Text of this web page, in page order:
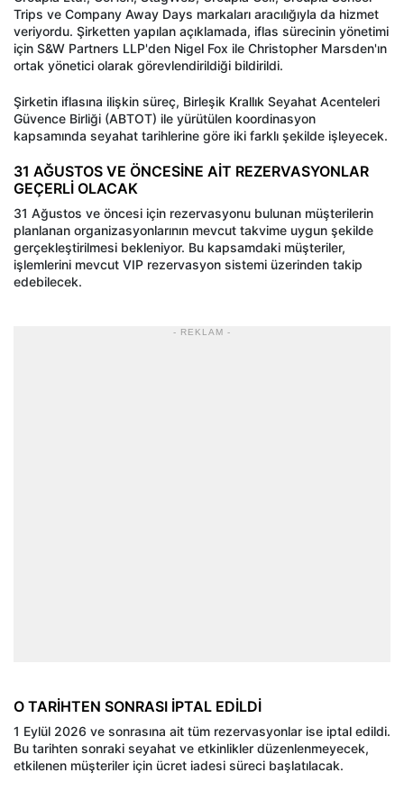
Trips ve Company Away Days markaları aracılığıyla da hizmet
veriyordu. Şirketten yapılan açıklamada, iflas sürecinin yönetimi
için S&W Partners LLP'den Nigel Fox ile Christopher Marsden'ın
ortak yönetici olarak görevlendirildiği bildirildi.
Şirketin iflasına ilişkin süreç, Birleşik Krallık Seyahat Acenteleri
Güvence Birliği (ABTOT) ile yürütülen koordinasyon
kapsamında seyahat tarihlerine göre iki farklı şekilde işleyecek.
31 AĞUSTOS VE ÖNCESİNE AİT REZERVASYONLAR
GEÇERLİ OLACAK
31 Ağustos ve öncesi için rezervasyonu bulunan müşterilerin
planlanan organizasyonlarının mevcut takvime uygun şekilde
gerçekleştirilmesi bekleniyor. Bu kapsamdaki müşteriler,
işlemlerini mevcut VIP rezervasyon sistemi üzerinden takip
edebilecek.
- REKLAM -
O TARİHTEN SONRASI İPTAL EDİLDİ
1 Eylül 2026 ve sonrasına ait tüm rezervasyonlar ise iptal edildi.
Bu tarihten sonraki seyahat ve etkinlikler düzenlenmeyecek,
etkilenen müşteriler için ücret iadesi süreci başlatılacak.